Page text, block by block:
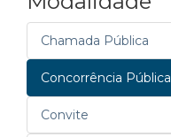
Chamada Pública
Concorrência Pública
Convite